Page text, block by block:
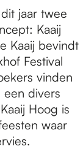
jaar twee
Kaaij
Kaaij bevindt
Festival
vinden
een divers
Hoog is
waar